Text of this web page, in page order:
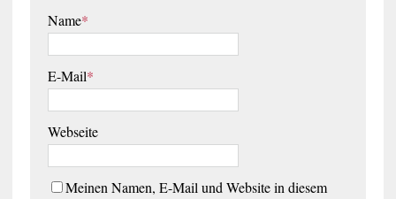
Name*
E-Mail*
Webseite
Meinen Namen, E-Mail und Website in diesem